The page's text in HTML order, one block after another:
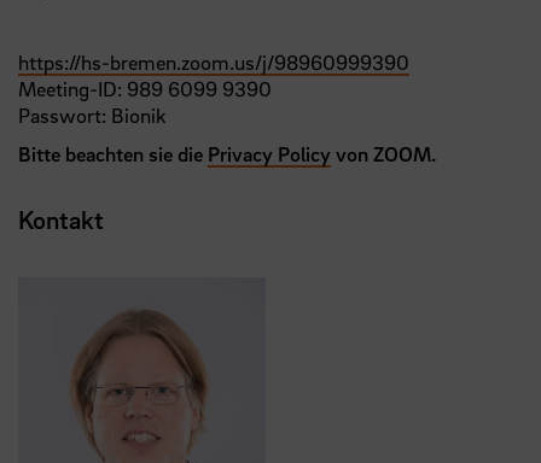
https://hs-bremen.zoom.us/j/98960999390
Meeting-ID: 989 6099 9390
Passwort: Bionik
Bitte beachten sie die Privacy Policyvon ZOOM.
Kontakt